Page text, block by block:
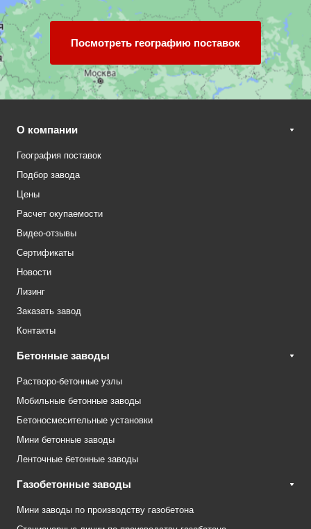
Посмотреть географию поставок
О компании
География поставок
Подбор завода
Цены
Расчет окупаемости
Видео-отзывы
Сертификаты
Новости
Лизинг
Заказать завод
Контакты
Бетонные заводы
Растворо-бетонные узлы
Мобильные бетонные заводы
Бетоносмесительные установки
Мини бетонные заводы
Ленточные бетонные заводы
Газобетонные заводы
Мини заводы по производству газобетона